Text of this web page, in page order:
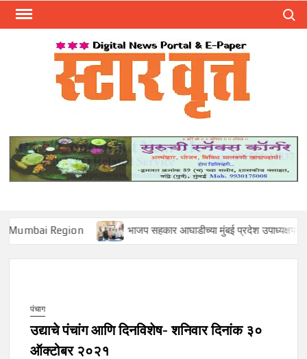
Skip
Region भाजप सहकार आघाडीच्या मुंबई प्रदेश उपाध्यक्षपदी मोहन सावंत
पंचाग
उद्याचे पंचांग आणि दिनविशेष- शनिवार दिनांक ३०
ऑक्टोबर २०२१